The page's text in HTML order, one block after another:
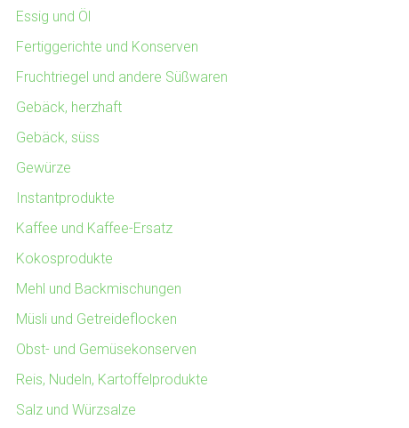
Essig und Öl
Fertiggerichte und Konserven
Fruchtriegel und andere Süßwaren
Gebäck, herzhaft
Gebäck, süss
Gewürze
Instantprodukte
Kaffee und Kaffee-Ersatz
Kokosprodukte
Mehl und Backmischungen
Müsli und Getreideflocken
Obst- und Gemüsekonserven
Reis, Nudeln, Kartoffelprodukte
Salz und Würzsalze